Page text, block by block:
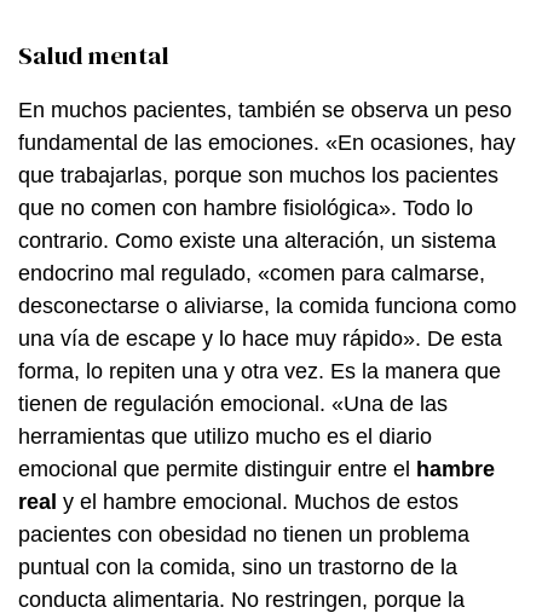
Salud mental
En muchos pacientes, también se observa un peso
fundamental de las emociones. «En ocasiones, hay
que trabajarlas, porque son muchos los pacientes
que no comen con hambre fisiológica». Todo lo
contrario. Como existe una alteración, un sistema
endocrino mal regulado, «comen para calmarse,
desconectarse o aliviarse, la comida funciona como
una vía de escape y lo hace muy rápido». De esta
forma, lo repiten una y otra vez. Es la manera que
tienen de regulación emocional. «Una de las
herramientas que utilizo mucho es el diario
emocional que permite distinguir entre el hambre
real y el hambre emocional. Muchos de estos
pacientes con obesidad no tienen un problema
puntual con la comida, sino un trastorno de la
conducta alimentaria. No restringen, porque la